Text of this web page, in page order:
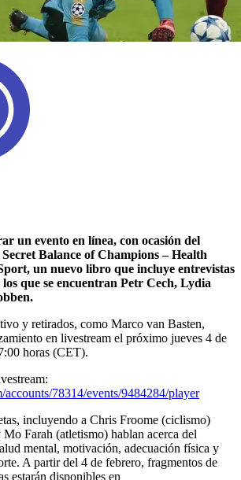
un evento en línea, con ocasión del
Balance of Champions – Health
un nuevo libro que incluye entrevistas
que se encuentran Petr Cech, Lydia
y retirados, como Marco van Basten,
en livestream el próximo jueves 4 de
horas (CET).
accounts/78314/events/9484284/player
incluyendo a Chris Froome (ciclismo)
Farah (atletismo) hablan acerca del
mental, motivación, adecuación física y
A partir del 4 de febrero, fragmentos de
estarán disponibles en